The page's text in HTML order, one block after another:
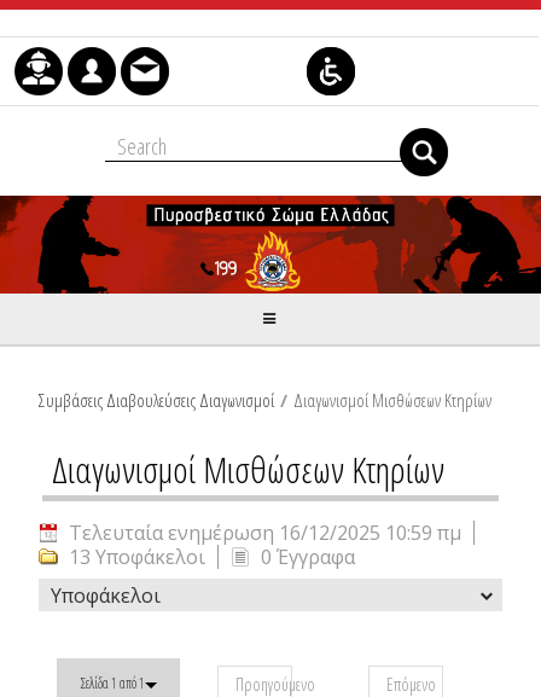
Μετάβαση στο περιεχόμενο
Συμβάσεις Διαβουλεύσεις Διαγωνισμοί / Διαγωνισμοί Μισθώσεων Κτηρίων
Διαγωνισμοί Μισθώσεων Κτηρίων
Τελευταία ενημέρωση 16/12/2025 10:59 πμ
13 Υποφάκελοι
0 Έγγραφα
Υποφάκελοι
Σελίδα 1 από 1 Προηγούμενο Επόμενο